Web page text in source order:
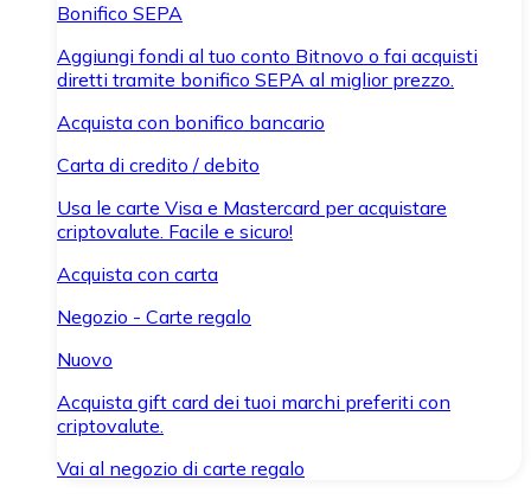
Bonifico SEPA
Aggiungi fondi al tuo conto Bitnovo o fai acquisti
diretti tramite bonifico SEPA al miglior prezzo.
Acquista con bonifico bancario
Carta di credito / debito
Usa le carte Visa e Mastercard per acquistare
criptovalute. Facile e sicuro!
Acquista con carta
Negozio - Carte regalo
Nuovo
Acquista gift card dei tuoi marchi preferiti con
criptovalute.
Vai al negozio di carte regalo